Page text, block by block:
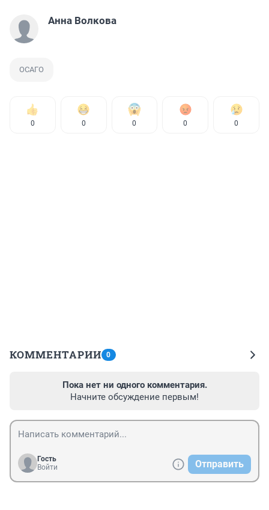
Анна Волкова
ОСАГО
0 0 0 0 0
КОММЕНТАРИИ 0
Пока нет ни одного комментария.
Начните обсуждение первым!
Гость
Войти
Отправить